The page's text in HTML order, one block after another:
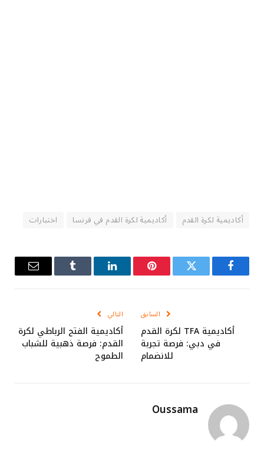
أكاديمية لكرة القدم أكاديمية لكرة القدم في فرنسا اختبارات
فيسبوك تويتر بينتيريستلينكدإن Tumblr
البريد
السابق
أكاديمية TFA لكرة القدم
في دبي: فرصة تجربة
للانضمام
التالي
أكاديمية الفتح الرباطي لكرة
القدم: فرصة ذهبية للشباب
الطموح
Oussama